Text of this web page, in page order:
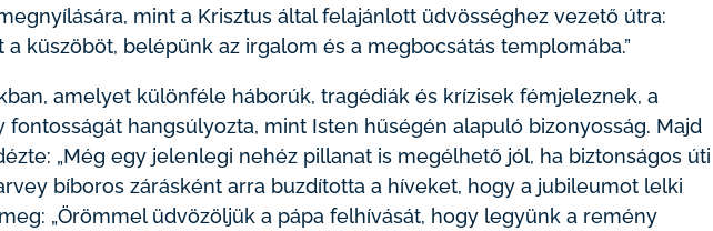
mint a Krisztus által felajánlott üdvösséghez vezető útra:
a küszöböt, belépünk az irgalom és a megbocsátás templomába.”
amelyet különféle háborúk, tragédiák és krízisek fémjeleznek, a
fontosságát hangsúlyozta, mint Isten hűségén alapuló bizonyosság. Majd
„Még egy jelenlegi nehéz pillanat is megélhető jól, ha biztonságos úti
bíboros zárásként arra buzdította a híveket, hogy a jubileumot lelki
„Örömmel üdvözöljük a pápa felhívását, hogy legyünk a remény